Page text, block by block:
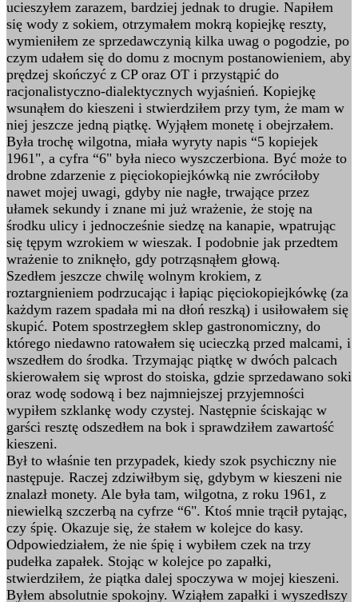
ucieszyłem zarazem, bardziej jednak to drugie. Napiłem
się wody z sokiem, otrzymałem mokrą kopiejkę reszty,
wymieniłem ze sprzedawczynią kilka uwag o pogodzie, po
czym udałem się do domu z mocnym postanowieniem, aby
prędzej skończyć z CP oraz OT i przystąpić do
racjonalistyczno-dialektycznych wyjaśnień. Kopiejkę
wsunąłem do kieszeni i stwierdziłem przy tym, że mam w
niej jeszcze jedną piątkę. Wyjąłem monetę i obejrzałem.
Była trochę wilgotna, miała wyryty napis “5 kopiejek
1961", a cyfra “6" była nieco wyszczerbiona. Być może to
drobne zdarzenie z pięciokopiejkówką nie zwróciłoby
nawet mojej uwagi, gdyby nie nagłe, trwające przez
ułamek sekundy i znane mi już wrażenie, że stoję na
środku ulicy i jednocześnie siedzę na kanapie, wpatrując
się tępym wzrokiem w wieszak. I podobnie jak przedtem
wrażenie to zniknęło, gdy potrząsnąłem głową.
Szedłem jeszcze chwilę wolnym krokiem, z
roztargnieniem podrzucając i łapiąc pięciokopiejkówkę (za
każdym razem spadała mi na dłoń reszką) i usiłowałem się
skupić. Potem spostrzegłem sklep gastronomiczny, do
którego niedawno ratowałem się ucieczką przed malcami, i
wszedłem do środka. Trzymając piątkę w dwóch palcach
skierowałem się wprost do stoiska, gdzie sprzedawano soki
oraz wodę sodową i bez najmniejszej przyjemności
wypiłem szklankę wody czystej. Następnie ściskając w
garści resztę odszedłem na bok i sprawdziłem zawartość
kieszeni.
Był to właśnie ten przypadek, kiedy szok psychiczny nie
następuje. Raczej zdziwiłbym się, gdybym w kieszeni nie
znalazł monety. Ale była tam, wilgotna, z roku 1961, z
niewielką szczerbą na cyfrze “6". Ktoś mnie trącił pytając,
czy śpię. Okazuje się, że stałem w kolejce do kasy.
Odpowiedziałem, że nie śpię i wybiłem czek na trzy
pudełka zapałek. Stojąc w kolejce po zapałki,
stwierdziłem, że piątka dalej spoczywa w mojej kieszeni.
Byłem absolutnie spokojny. Wziąłem zapałki i wyszedłszy